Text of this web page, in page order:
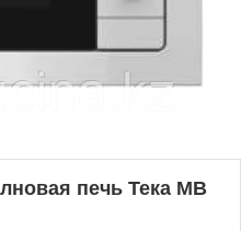
печь Тека MB